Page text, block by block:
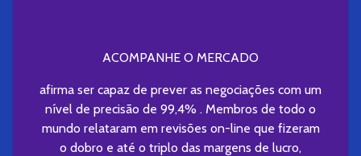
ACOMPANHE O MERCADO
afirma ser capaz de prever as negociações com um
nível de precisão de 99,4% . Membros de todo o
mundo relataram em revisões on-line que fizeram
o dobro e até o triplo das margens de lucro,